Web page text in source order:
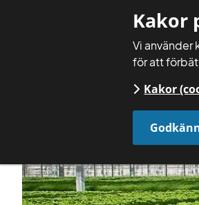
Kakor
Vi använder
för att
Kakor